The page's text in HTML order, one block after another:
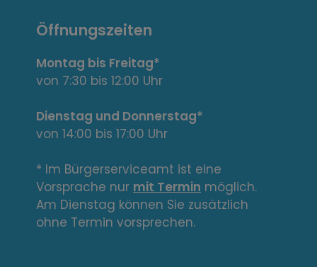
n
t
e
L
i
n
k
s
Öffnungszeiten
Montag bis Freitag*
von 7:30 bis 12:00 Uhr
Dienstag und Donnerstag*
von 14:00 bis 17:00 Uhr
* Im Bürgerserviceamt ist eine
Vorsprache nur mit Termin möglich.
Am Dienstag können Sie zusätzlich
ohne Termin vorsprechen.